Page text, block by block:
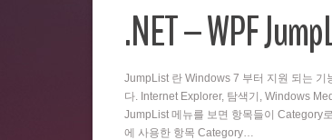
.NET – WPF
JumpList 란 Windows 7 부터 지원 되는 기
다. Internet Explorer, 탐색기, Windows
JumpList 메뉴를 보면 항목들이 Category
에 사용한 항목 Category…